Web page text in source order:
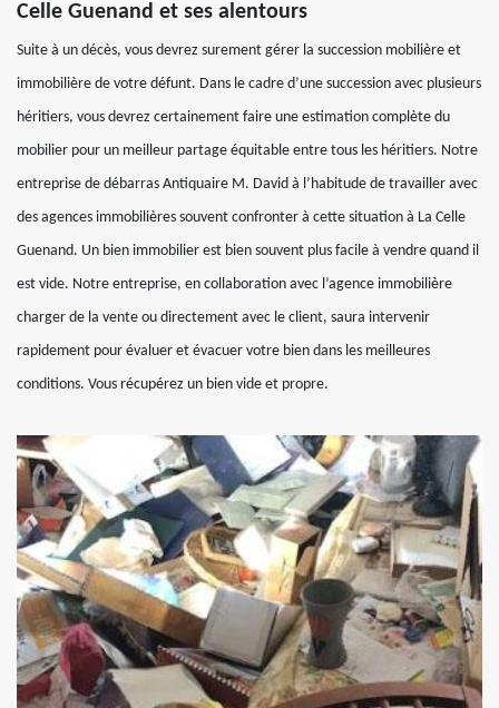
Celle Guenand et ses alentours
Suite à un décès, vous devrez surement gérer la succession mobilière et
immobilière de votre défunt. Dans le cadre d’une succession avec plusieurs
héritiers, vous devrez certainement faire une estimation complète du
mobilier pour un meilleur partage équitable entre tous les héritiers. Notre
entreprise de débarras Antiquaire M. David à l’habitude de travailler avec
des agences immobilières souvent confronter à cette situation à La Celle
Guenand. Un bien immobilier est bien souvent plus facile à vendre quand il
est vide. Notre entreprise, en collaboration avec l’agence immobilière
charger de la vente ou directement avec le client, saura intervenir
rapidement pour évaluer et évacuer votre bien dans les meilleures
conditions. Vous récupérez un bien vide et propre.